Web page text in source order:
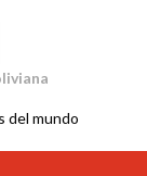
del mundo